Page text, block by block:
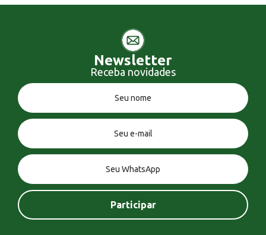
Newsletter
Receba novidades